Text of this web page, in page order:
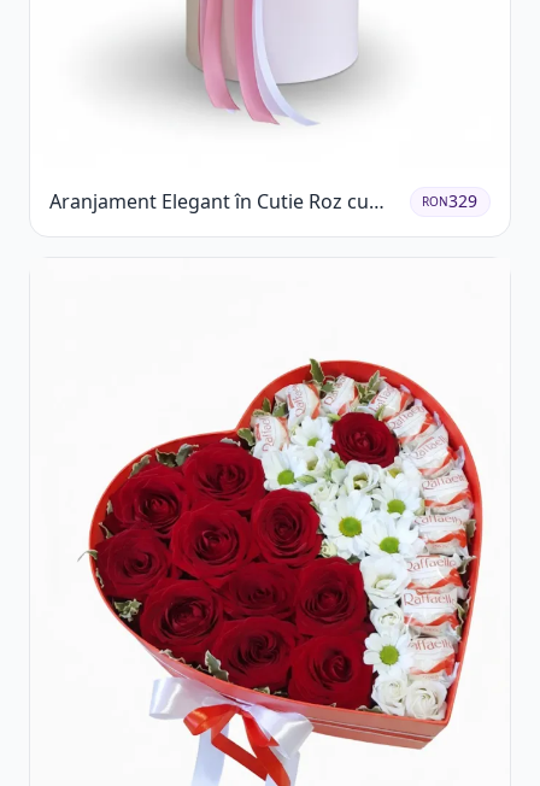
Aranjament Elegant în Cutie Roz cu
Trandafiri și Gerbera
RON329